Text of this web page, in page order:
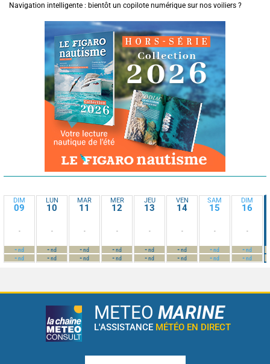
Navigation intelligente : bientôt un copilote numérique sur nos voiliers ?
DIM
09
-
-nd
-nd
LUN
10
-
-nd
-nd
MAR
11
-
-nd
-nd
MER
12
-
-nd
-nd
JEU
13
-
-nd
-nd
VEN
14
-
-nd
-nd
SAM
15
-
-nd
-nd
DIM
16
-
-nd
-nd
METEO MARINE
L'ASSISTANCE MÉTÉO EN DIRECT